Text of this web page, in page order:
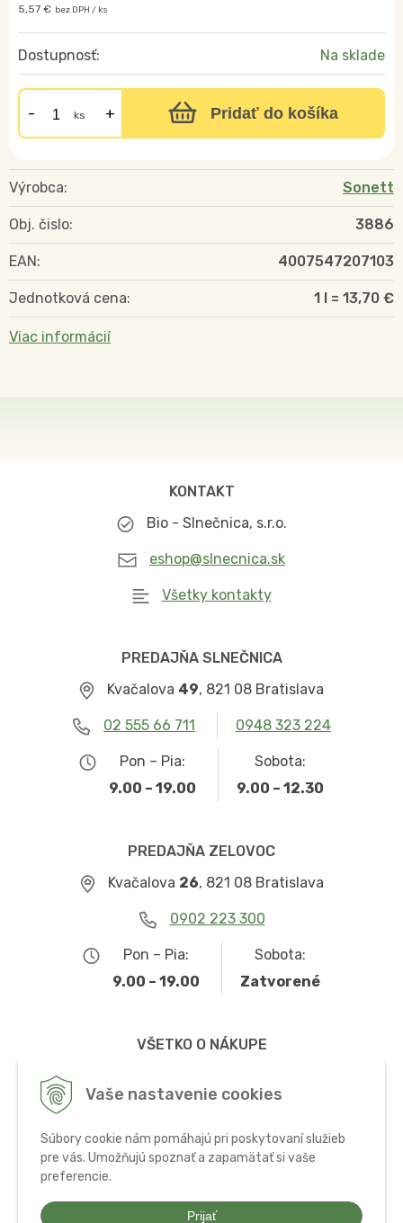
Vaše nastavenie cookies
Súbory cookie nám pomáhajú pri poskytovaní služieb
pre vás. Umožňujú spoznať a zapamätať si vaše
preferencie.
Prijať
5,57 € bez DPH / ks
Dostupnosť: Na sklade
ks Pridať do košíka
Výrobca: Sonett
Obj. čislo: 3886
EAN: 4007547207103
Jednotková cena: 1 l = 13,70 €
Viac informácií
KONTAKT
Bio - Slnečnica, s.r.o.
eshop@slnecnica.sk
Všetky kontakty
PREDAJŇA SLNEČNICA
Kvačalova 49, 821 08 Bratislava
02 555 66 711 0948 323 224
Pon – Pia:
9.00 – 19.00
Sobota:
9.00 – 12.30
PREDAJŇA ZELOVOC
Kvačalova 26, 821 08 Bratislava
0902 223 300
Pon – Pia:
9.00 – 19.00
Sobota:
Zatvorené
VŠETKO O NÁKUPE
Ochrana osobných údajov